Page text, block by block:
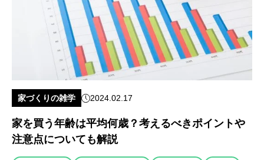
家づくりの雑学 2024.02.17
家を買う年齢は平均何歳？考えるべきポイントや
注意点についても解説